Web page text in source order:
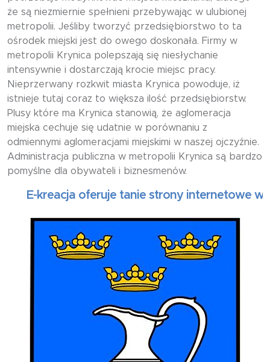
że są niezmiernie spełnieni przebywając w ulubionej
metropolii. Jeśliby tworzyć przedsiębiorstwo to ta
ośrodek miejski jest do owego doskonała. Firmy w
metropolii Krynica polepszają się niesłychanie
intensywnie i dostarczają krocie miejsc pracy.
Nieprzerwany rozkwit miasta Krynica powoduje, iż
istnieje tutaj coraz to większa ilość przedsiębiorstw.
Plusy które ma Krynica stanowią, że aglomeracja
miejska cechuje się udatnie w porównaniu z
odmiennymi aglomeracjami miejskimi w naszej ojczyźnie.
Administracja publiczna w metropolii Krynica są bardzo
pomyślne dla obywateli i biznesmenów.
E-kreacja oferuje tanie strony internetowe